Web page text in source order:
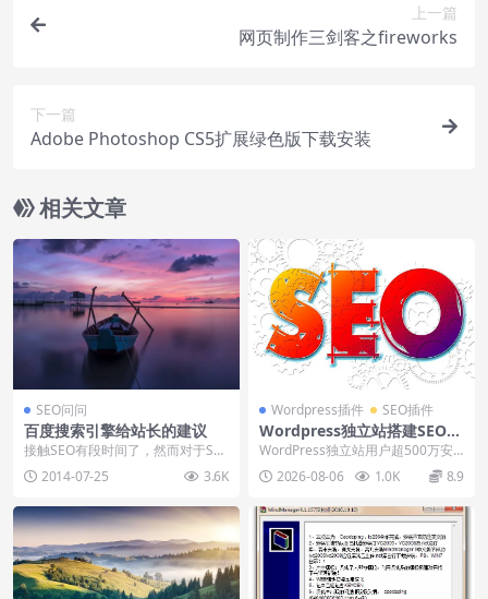
上一篇
网页制作三剑客之fireworks
下一篇
Adobe Photoshop CS5扩展绿色版下载安装
相关文章
SEO问问
百度搜索引擎给站长的建议
接触SEO有段时间了，然而对于SE
O知识的获取只是停留在教程。这
种做法是不全面的...
2014-07-25 3.6K
Wordpress插件 SEO插件
Wordpress独立站搭建SEO插
件Yoast SEO Premium下载
安装视频
WordPress独立站用户超500万安
装量的SEO优化插件Yoast SEO ...
2026-08-06 1.0K 8.9